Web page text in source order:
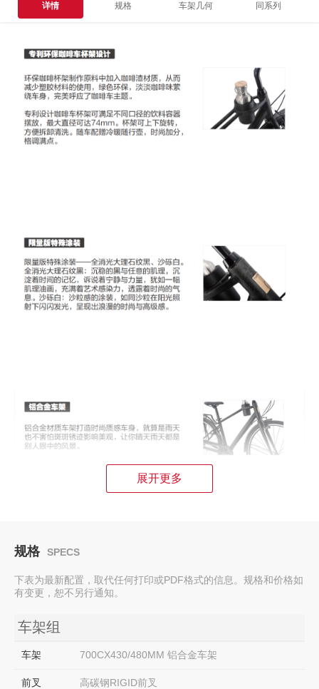
详情 规格 车架几何 同系列
展开更多
规格 SPECS
下表为最新配置，取代任何打印或PDF格式的信息。规格和价格如
有变更，恕不另行通知。
车架组
车架 700CX430/480MM 铝合金车架
前叉 高碳钢RIGID前叉